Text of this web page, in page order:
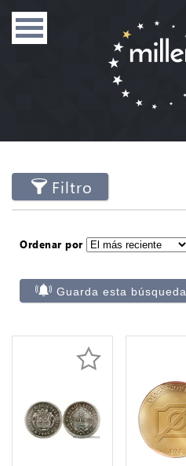
Filtro
Ordenar por
Guarda esta búsqueda